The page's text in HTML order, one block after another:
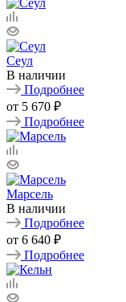
Сеул
В наличии
Подробнее
от 5 670 ₽
Подробнее
Марсель
В наличии
Подробнее
от 6 640 ₽
Подробнее